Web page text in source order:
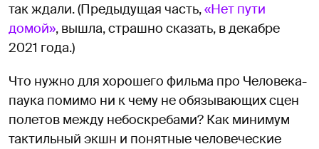
так ждали. (Предыдущая часть,«Нет пути
домой», вышла, страшно сказать, в декабре
2021 года.)
Что нужно для хорошего фильма про Человека-
паука помимо ни к чему не обязывающих сцен
полетов между небоскребами? Как минимум
тактильный экшн и понятные человеческие